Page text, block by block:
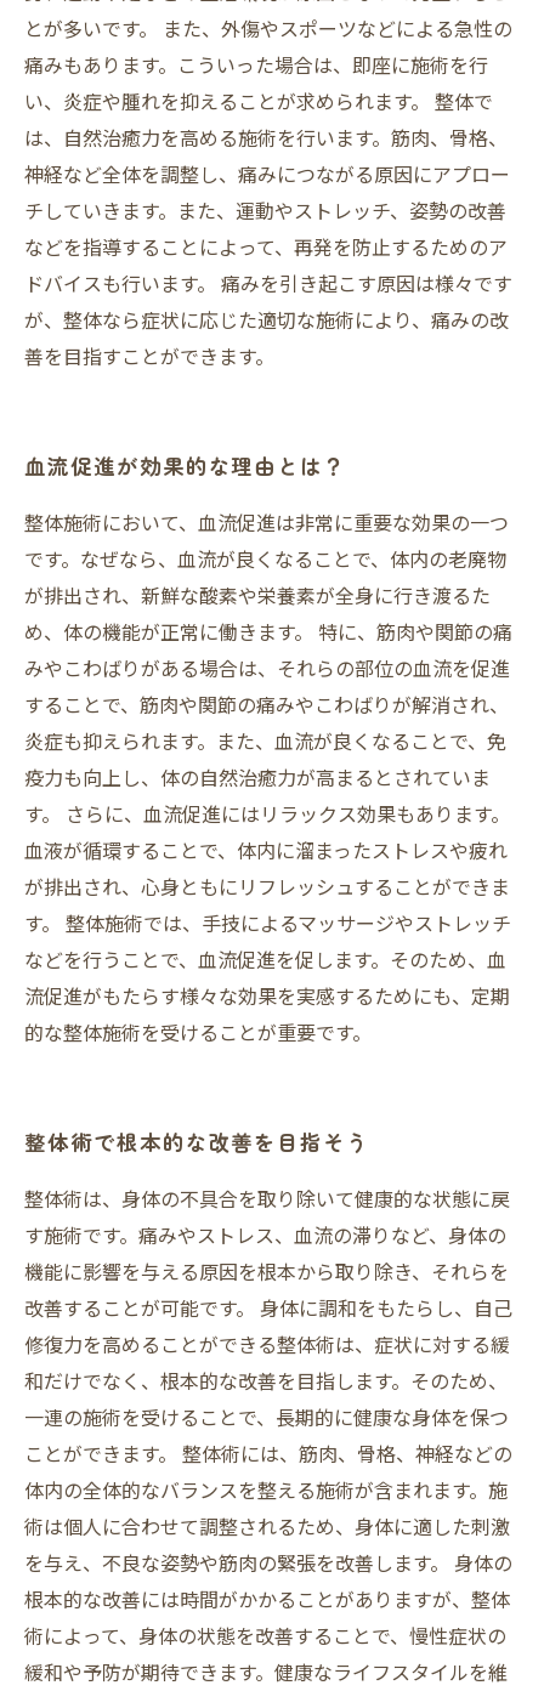
とが多いです。 また、外傷やスポーツなどによる急性の
痛みもあります。こういった場合は、即座に施術を行
い、炎症や腫れを抑えることが求められます。 整体で
は、自然治癒力を高める施術を行います。筋肉、骨格、
神経など全体を調整し、痛みにつながる原因にアプロー
チしていきます。また、運動やストレッチ、姿勢の改善
などを指導することによって、再発を防止するためのア
ドバイスも行います。 痛みを引き起こす原因は様々です
が、整体なら症状に応じた適切な施術により、痛みの改
善を目指すことができます。
血流促進が効果的な理由とは？
整体施術において、血流促進は非常に重要な効果の一つ
です。なぜなら、血流が良くなることで、体内の老廃物
が排出され、新鮮な酸素や栄養素が全身に行き渡るた
め、体の機能が正常に働きます。 特に、筋肉や関節の痛
みやこわばりがある場合は、それらの部位の血流を促進
することで、筋肉や関節の痛みやこわばりが解消され、
炎症も抑えられます。また、血流が良くなることで、免
疫力も向上し、体の自然治癒力が高まるとされていま
す。 さらに、血流促進にはリラックス効果もあります。
血液が循環することで、体内に溜まったストレスや疲れ
が排出され、心身ともにリフレッシュすることができま
す。 整体施術では、手技によるマッサージやストレッチ
などを行うことで、血流促進を促します。そのため、血
流促進がもたらす様々な効果を実感するためにも、定期
的な整体施術を受けることが重要です。
整体術で根本的な改善を目指そう
整体術は、身体の不具合を取り除いて健康的な状態に戻
す施術です。痛みやストレス、血流の滞りなど、身体の
機能に影響を与える原因を根本から取り除き、それらを
改善することが可能です。 身体に調和をもたらし、自己
修復力を高めることができる整体術は、症状に対する緩
和だけでなく、根本的な改善を目指します。そのため、
一連の施術を受けることで、長期的に健康な身体を保つ
ことができます。 整体術には、筋肉、骨格、神経などの
体内の全体的なバランスを整える施術が含まれます。施
術は個人に合わせて調整されるため、身体に適した刺激
を与え、不良な姿勢や筋肉の緊張を改善します。 身体の
根本的な改善には時間がかかることがありますが、整体
術によって、身体の状態を改善することで、慢性症状の
緩和や予防が期待できます。健康なライフスタイルを維